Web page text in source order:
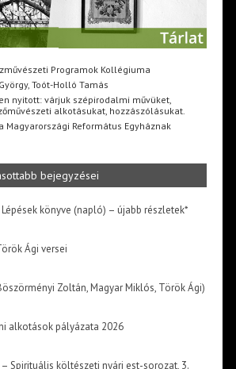
Programok Kollégiuma
Toót-Holló Tamás
nyitott: várjuk szépirodalmi művüket,
alkotásukat, hozzászólásukat.
Magyarországi Református Egyháznak
bejegyzései
Lépések könyve (napló) – újabb részletek*
Ági versei
Zoltán, Magyar Miklós, Török Ági)
alkotások pályázata 2026
– Spirituális költészeti nyári est-sorozat, 3.